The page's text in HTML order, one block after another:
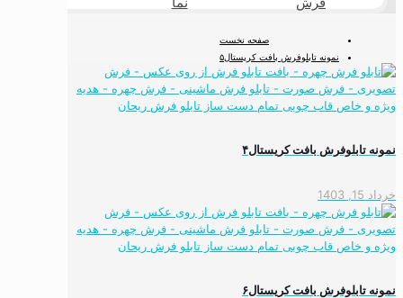
صفحه نخست
نمونه تابلوفرش بافت کریستال۵
نمونه تابلوفرش بافت کریستال۴
خرداد 15, 1403
نمونه تابلوفرش بافت کریستال۶